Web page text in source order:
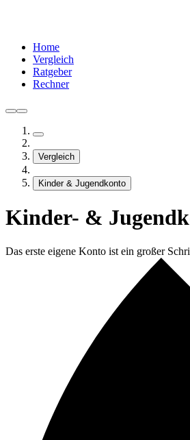
Home
Vergleich
Ratgeber
Rechner
Vergleich
Kinder & Jugendkonto
Kinder- &
Das erste eigene Konto ist ein großer